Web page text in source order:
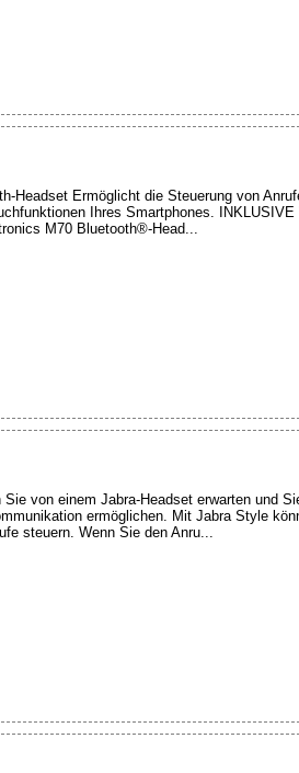
Headset Ermöglicht die Steuerung von
Ihres Smartphones.
M70 Bluetooth®-Head...
von einem Jabra-Headset erwarten und
ermöglichen. Mit Jabra Style
steuern. Wenn Sie den Anru...